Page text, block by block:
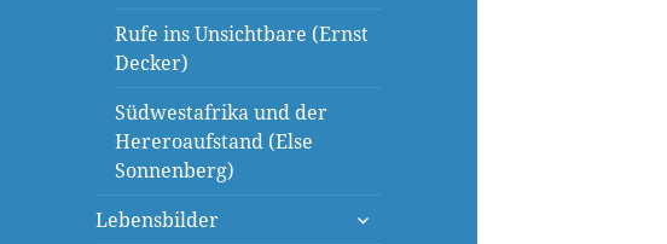
Rufe ins Unsichtbare (Ernst
Decker)
Südwestafrika und der
Hereroaufstand (Else
Sonnenberg)
Lebensbilder
untermenü